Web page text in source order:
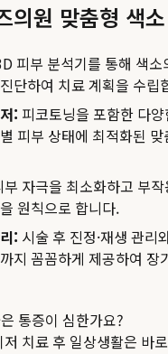
의원 맞춤형 색
피부 분석기를 통해 색소
단하여 치료 계획을 수립
: 피코토닝을 포함한 다
피부 상태에 최적화된 맞
부 자극을 최소화하고 부
원칙으로 합니다.
: 시술 후 진정·재생 관리
지 꼼꼼하게 제공하여 장
통증이 심한가요?
치료 후 일상생활은 바